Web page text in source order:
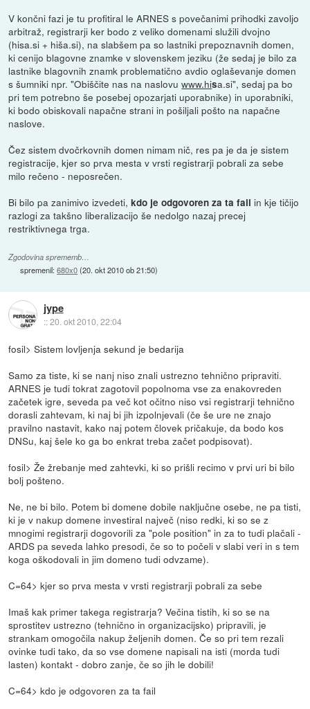
V končni fazi je tu profitiral le ARNES s povečanimi prihodki zavoljo
arbitraž, registrarji ker bodo z veliko domenami služili dvojno
(hisa.si + hiša.si), na slabšem pa so lastniki prepoznavnih domen,
ki cenijo blagovne znamke v slovenskem jeziku (že sedaj je bilo za
lastnike blagovnih znamk problematično avdio oglaševanje domen
s šumniki npr. "Obiščite nas na naslovuwww.hisa.si", sedaj pa bo
pri tem potrebno še posebej opozarjati uporabnike) in uporabniki,
ki bodo obiskovali napačne strani in pošiljali pošto na napačne
naslove.
Čez sistem dvočrkovnih domen nimam nič, res pa je da je sistem
registracije, kjer so prva mesta v vrsti registrarji pobrali za sebe
milo rečeno - neposrečen.
Bi bilo pa zanimivo izvedeti,kdo je odgovoren za ta fail in kje tičijo
razlogi za takšno liberalizacijo še nedolgo nazaj precej
restriktivnega trga.
Zgodovina sprememb…
spremenil:680x0(20. okt 2010 ob 21:50)
jype
::20. okt 2010, 22:04
fosil> Sistem lovljenja sekund je bedarija
Samo za tiste, ki se nanj niso znali ustrezno tehnično pripraviti.
ARNES je tudi tokrat zagotovil popolnoma vse za enakovreden
začetek igre, seveda pa več kot očitno niso vsi registrarji tehnično
dorasli zahtevam, ki naj bi jih izpolnjevali (če še ure ne znajo
pravilno nastavit, kako naj potem človek pričakuje, da bodo kos
DNSu, kaj šele ko ga bo enkrat treba začet podpisovat).
fosil> Že žrebanje med zahtevki, ki so prišli recimo v prvi uri bi bilo
bolj pošteno.
Ne, ne bi bilo. Potem bi domene dobile naključne osebe, ne pa tisti,
ki je v nakup domene investiral največ (niso redki, ki so se z
mnogimi registrarji dogovorili za "pole position" in za to tudi plačali -
ARDS pa seveda lahko presodi, če so to počeli v slabi veri in s tem
koga oškodovali in jim domeno tudi odvzame).
C=64> kjer so prva mesta v vrsti registrarji pobrali za sebe
Imaš kak primer takega registrarja? Večina tistih, ki so se na
sprostitev ustrezno (tehnično in organizacijsko) pripravili, je
strankam omogočila nakup željenih domen. Če so pri tem rezali
ovinke tudi tako, da so vse domene napisali na isti (morda tudi
lasten) kontakt - dobro zanje, če so jih le dobili!
C=64> kdo je odgovoren za ta fail